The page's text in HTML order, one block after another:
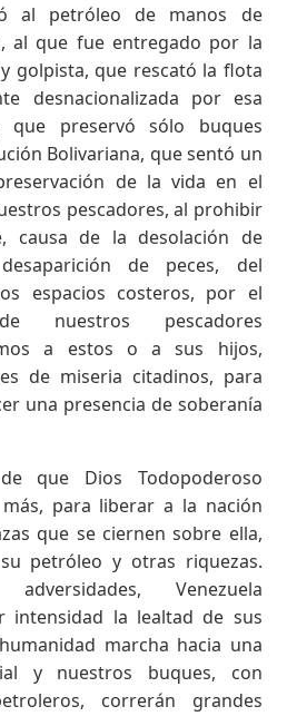
al petróleo de manos de
al que fue entregado por la
golpista, que rescató la flota
desnacionalizada por esa
que preservó sólo buques
Bolivariana, que sentó un
de la vida en el
pescadores, al prohibir
causa de la desolación de
de peces, del
espacios costeros, por el
nuestros pescadores
a estos o a sus hijos,
de miseria citadinos, para
una presencia de soberanía
que Dios Todopoderoso
para liberar a la nación
que se ciernen sobre ella,
petróleo y otras riquezas.
Venezuela
intensidad la lealtad de sus
marcha hacia una
y nuestros buques, con
correrán grandes